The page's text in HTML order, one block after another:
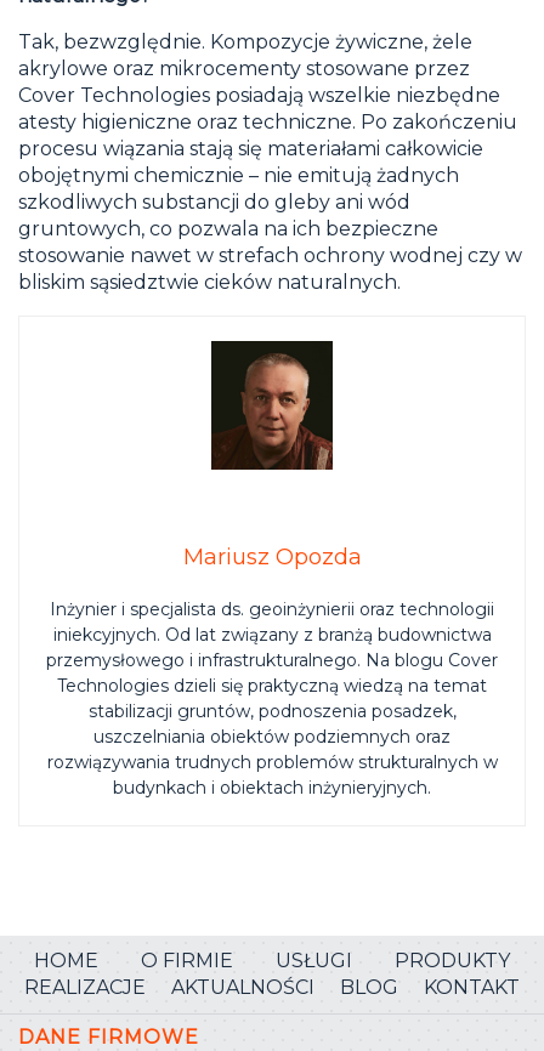
Tak, bezwzględnie. Kompozycje żywiczne, żele
akrylowe oraz mikrocementy stosowane przez
Cover Technologies posiadają wszelkie niezbędne
atesty higieniczne oraz techniczne. Po zakończeniu
procesu wiązania stają się materiałami całkowicie
obojętnymi chemicznie – nie emitują żadnych
szkodliwych substancji do gleby ani wód
gruntowych, co pozwala na ich bezpieczne
stosowanie nawet w strefach ochrony wodnej czy w
bliskim sąsiedztwie cieków naturalnych.
Mariusz Opozda
Inżynier i specjalista ds. geoinżynierii oraz technologii
iniekcyjnych. Od lat związany z branżą budownictwa
przemysłowego i infrastrukturalnego. Na blogu Cover
Technologies dzieli się praktyczną wiedzą na temat
stabilizacji gruntów, podnoszenia posadzek,
uszczelniania obiektów podziemnych oraz
rozwiązywania trudnych problemów strukturalnych w
budynkach i obiektach inżynieryjnych.
HOME O FIRMIE USŁUGI
PRODUKTY
REALIZACJE
AKTUALNOŚCI BLOG KONTAKT
DANE FIRMOWE